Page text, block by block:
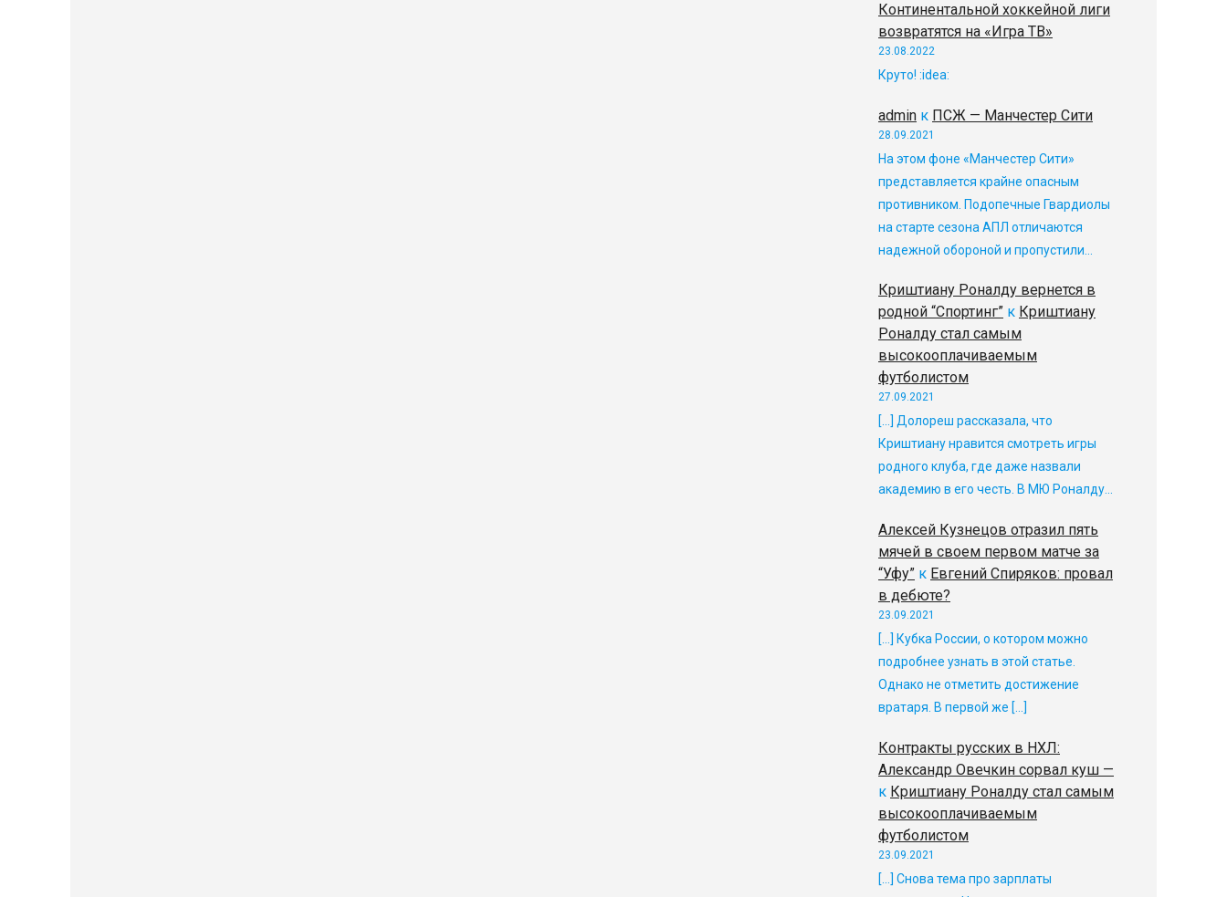
Континентальной хоккейной лиги
возвратятся на «Игра ТВ»
23.08.2022
Круто! :idea:
admin к ПСЖ — Манчестер Сити
28.09.2021
На этом фоне «Манчестер Сити»
представляется крайне опасным
противником. Подопечные Гвардиолы
на старте сезона АПЛ отличаются
надежной обороной и пропустили…
Криштиану Роналду вернется в
родной “Спортинг” к Криштиану
Роналду стал самым
высокооплачиваемым
футболистом
27.09.2021
[…] Долореш рассказала, что
Криштиану нравится смотреть игры
родного клуба, где даже назвали
академию в его честь. В МЮ Роналду…
Алексей Кузнецов отразил пять
мячей в своем первом матче за
“Уфу” к Евгений Спиряков: провал
в дебюте?
23.09.2021
[…] Кубка России, о котором можно
подробнее узнать в этой статье.
Однако не отметить достижение
вратаря. В первой же […]
Контракты русских в НХЛ:
Александр Овечкин сорвал куш —
к Криштиану Роналду стал самым
высокооплачиваемым
футболистом
23.09.2021
[…] Снова тема про зарплаты